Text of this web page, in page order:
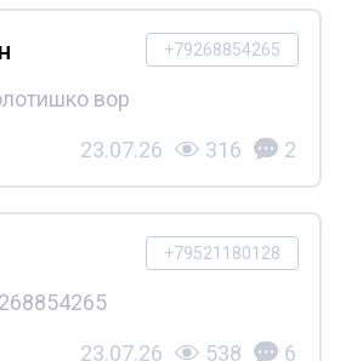
+79268854265
вор
23.07.26 316 2
+79521180128
23.07.26 538 6